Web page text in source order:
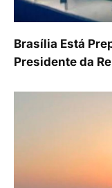
Brasília Está
Presidente da